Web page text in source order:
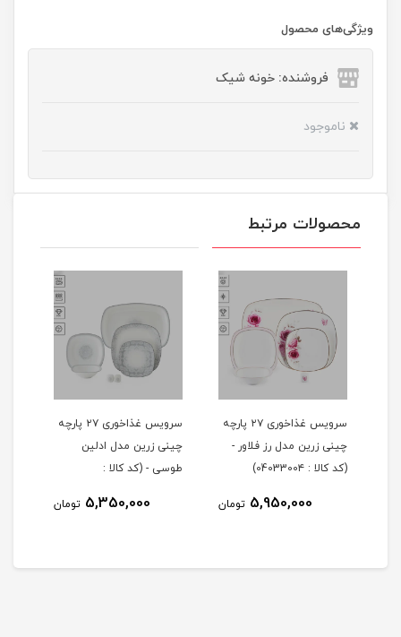
ویژگی‌های محصول
فروشنده: خونه شیک
ناموجود
محصولات مرتبط
سرویس غذاخوری ۲۷ پارچه
چینی زرین مدل رز فلاور -
(کد کالا : 0403300۴)
5,950,000 تومان
سرویس غذاخوری ۲۷ پارچه
چینی زرین مدل ادلین
طوسی - (کد کالا :
5,350,000 تومان